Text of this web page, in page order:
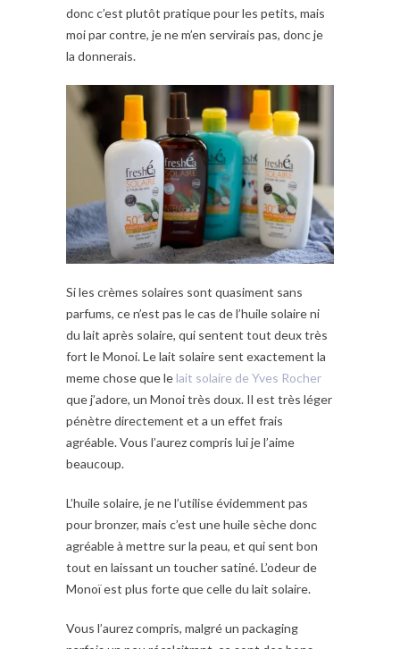
donc c’est plutôt pratique pour les petits, mais
moi par contre, je ne m’en servirais pas, donc je
la donnerais.
Si les crèmes solaires sont quasiment sans
parfums, ce n’est pas le cas de l’huile solaire ni
du lait après solaire, qui sentent tout deux très
fort le Monoi. Le lait solaire sent exactement la
meme chose que le lait solaire de Yves Rocher
que j’adore, un Monoi très doux. Il est très léger
pénètre directement et a un effet frais
agréable. Vous l’aurez compris lui je l’aime
beaucoup.
L’huile solaire, je ne l’utilise évidemment pas
pour bronzer, mais c’est une huile sèche donc
agréable à mettre sur la peau, et qui sent bon
tout en laissant un toucher satiné. L’odeur de
Monoï est plus forte que celle du lait solaire.
Vous l’aurez compris, malgré un packaging